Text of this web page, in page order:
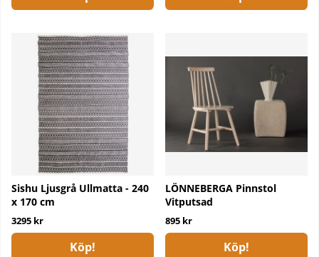
Sishu Ljusgrå Ullmatta - 240
x 170 cm
3295 kr
Köp!
LÖNNEBERGA Pinnstol
Vitputsad
895 kr
Köp!